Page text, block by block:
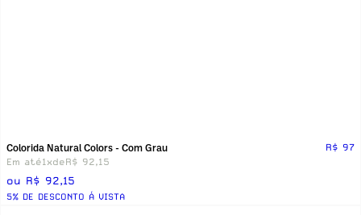
Colorida Natural Colors - Com Grau
R$ 97
Em até1xdeR$ 92,15
ou R$ 92,15
5% DE DESCONTO Á VISTA